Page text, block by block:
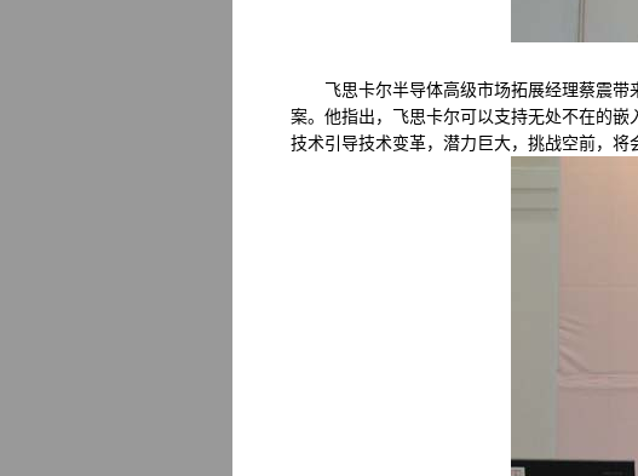
飞思卡尔半导体高级市场拓展经理蔡震带
案。他指出，飞思卡尔可以支持无处不在的
技术引导技术变革，潜力巨大，挑战空前，将